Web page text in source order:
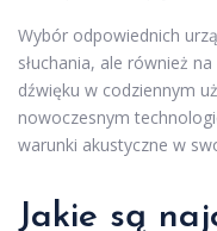
Wybór odpowiednich
słuchania, ale również
dźwięku w codziennym
nowoczesnym
warunki akustyczne w
Jakie są